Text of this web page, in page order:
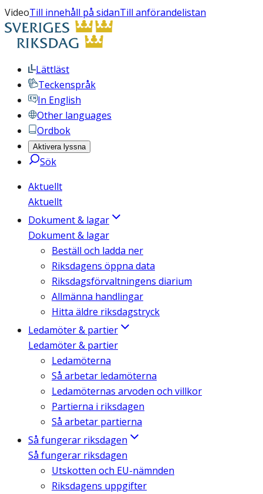
VideoTill innehåll på sidanTill anförandelistan
Lättläst
Teckenspråk
In English
Other languages
Ordbok
Aktivera lyssna
Sök
Aktuellt
Aktuellt
Dokument & lagar
Dokument & lagar
Beställ och ladda ner
Riksdagens öppna data
Riksdagsförvaltningens diarium
Allmänna handlingar
Hitta äldre riksdagstryck
Ledamöter & partier
Ledamöter & partier
Ledamöterna
Så arbetar ledamöterna
Ledamöternas arvoden och villkor
Partierna i riksdagen
Så arbetar partierna
Så fungerar riksdagen
Så fungerar riksdagen
Utskotten och EU-nämnden
Riksdagens uppgifter